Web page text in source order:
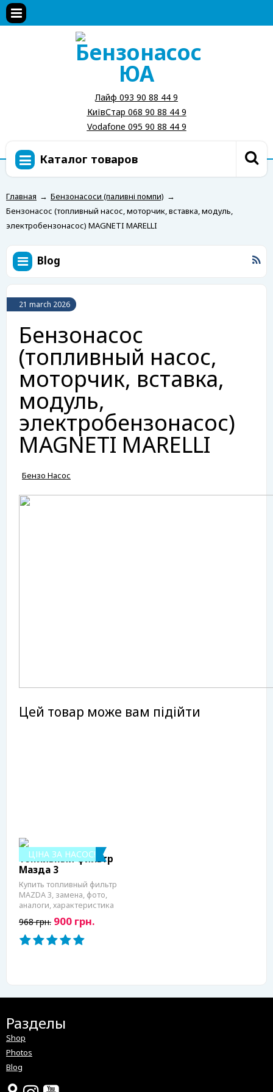
Лайф 093 90 88 44 9
КиївСтар 068 90 88 44 9
Vodafone 095 90 88 44 9
Каталог товаров
Главная → Бензонасоси (паливні помпи) →
Бензонасос (топливный насос, моторчик, вставка, модуль,
электробензонасос) MAGNETI MARELLI
Blog
21 march 2026
Бензонасос
(топливный насос,
моторчик, вставка,
модуль,
электробензонасос)
MAGNETI MARELLI
Бензо Насос
Цей товар може вам підійти
ЦІНА ЗА НАСОС!
Топливный фильтр
Мазда 3
Купить топливный фильтр
MAZDA 3, замена, фото,
аналоги, характеристика
968 грн. 900 грн.
Разделы
Shop
Photos
Blog